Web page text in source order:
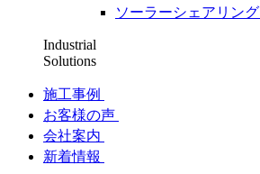
ソーラーシェアリング
Industrial
Solutions
施工事例
お客様の声
会社案内
新着情報